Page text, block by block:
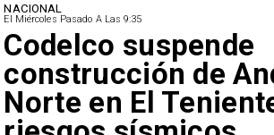
NACIONAL
El Miércoles Pasado A Las 9:35
Lluvias históricas
ciudades
nunca vistos